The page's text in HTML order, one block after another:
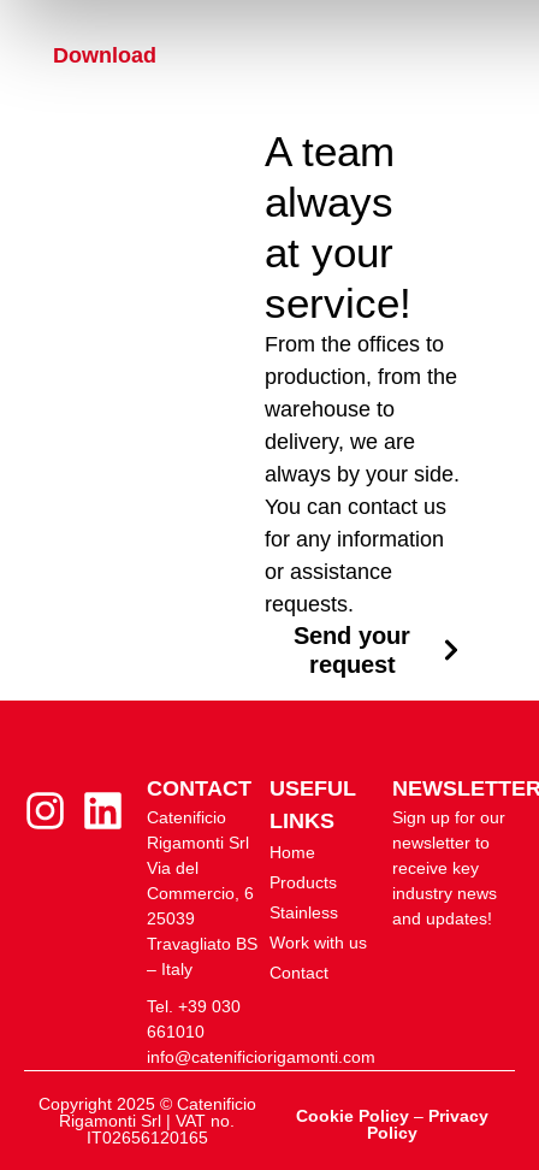
Download
A team
always
at your
service!
From the offices to
production, from the
warehouse to
delivery, we are
always by your side.
You can contact us
for any information
or assistance
requests.
Send your
request
CONTACT
Catenificio
Rigamonti Srl
Via del
Commercio, 6
25039
Travagliato BS
– Italy
Tel. +39 030
661010
info@catenificiorigamonti.com
USEFUL
LINKS
Home
Products
Stainless
Work with us
Contact
Sign up for our
newsletter to
receive key
industry news
and updates!
Copyright 2025 © Catenificio
Rigamonti Srl | VAT no.
IT02656120165
Cookie Policy – Privacy
Policy